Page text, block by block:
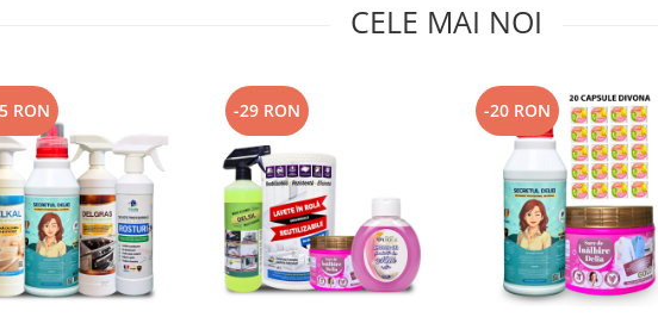
CELE MAI NOI
RON -29 RON -20 RON